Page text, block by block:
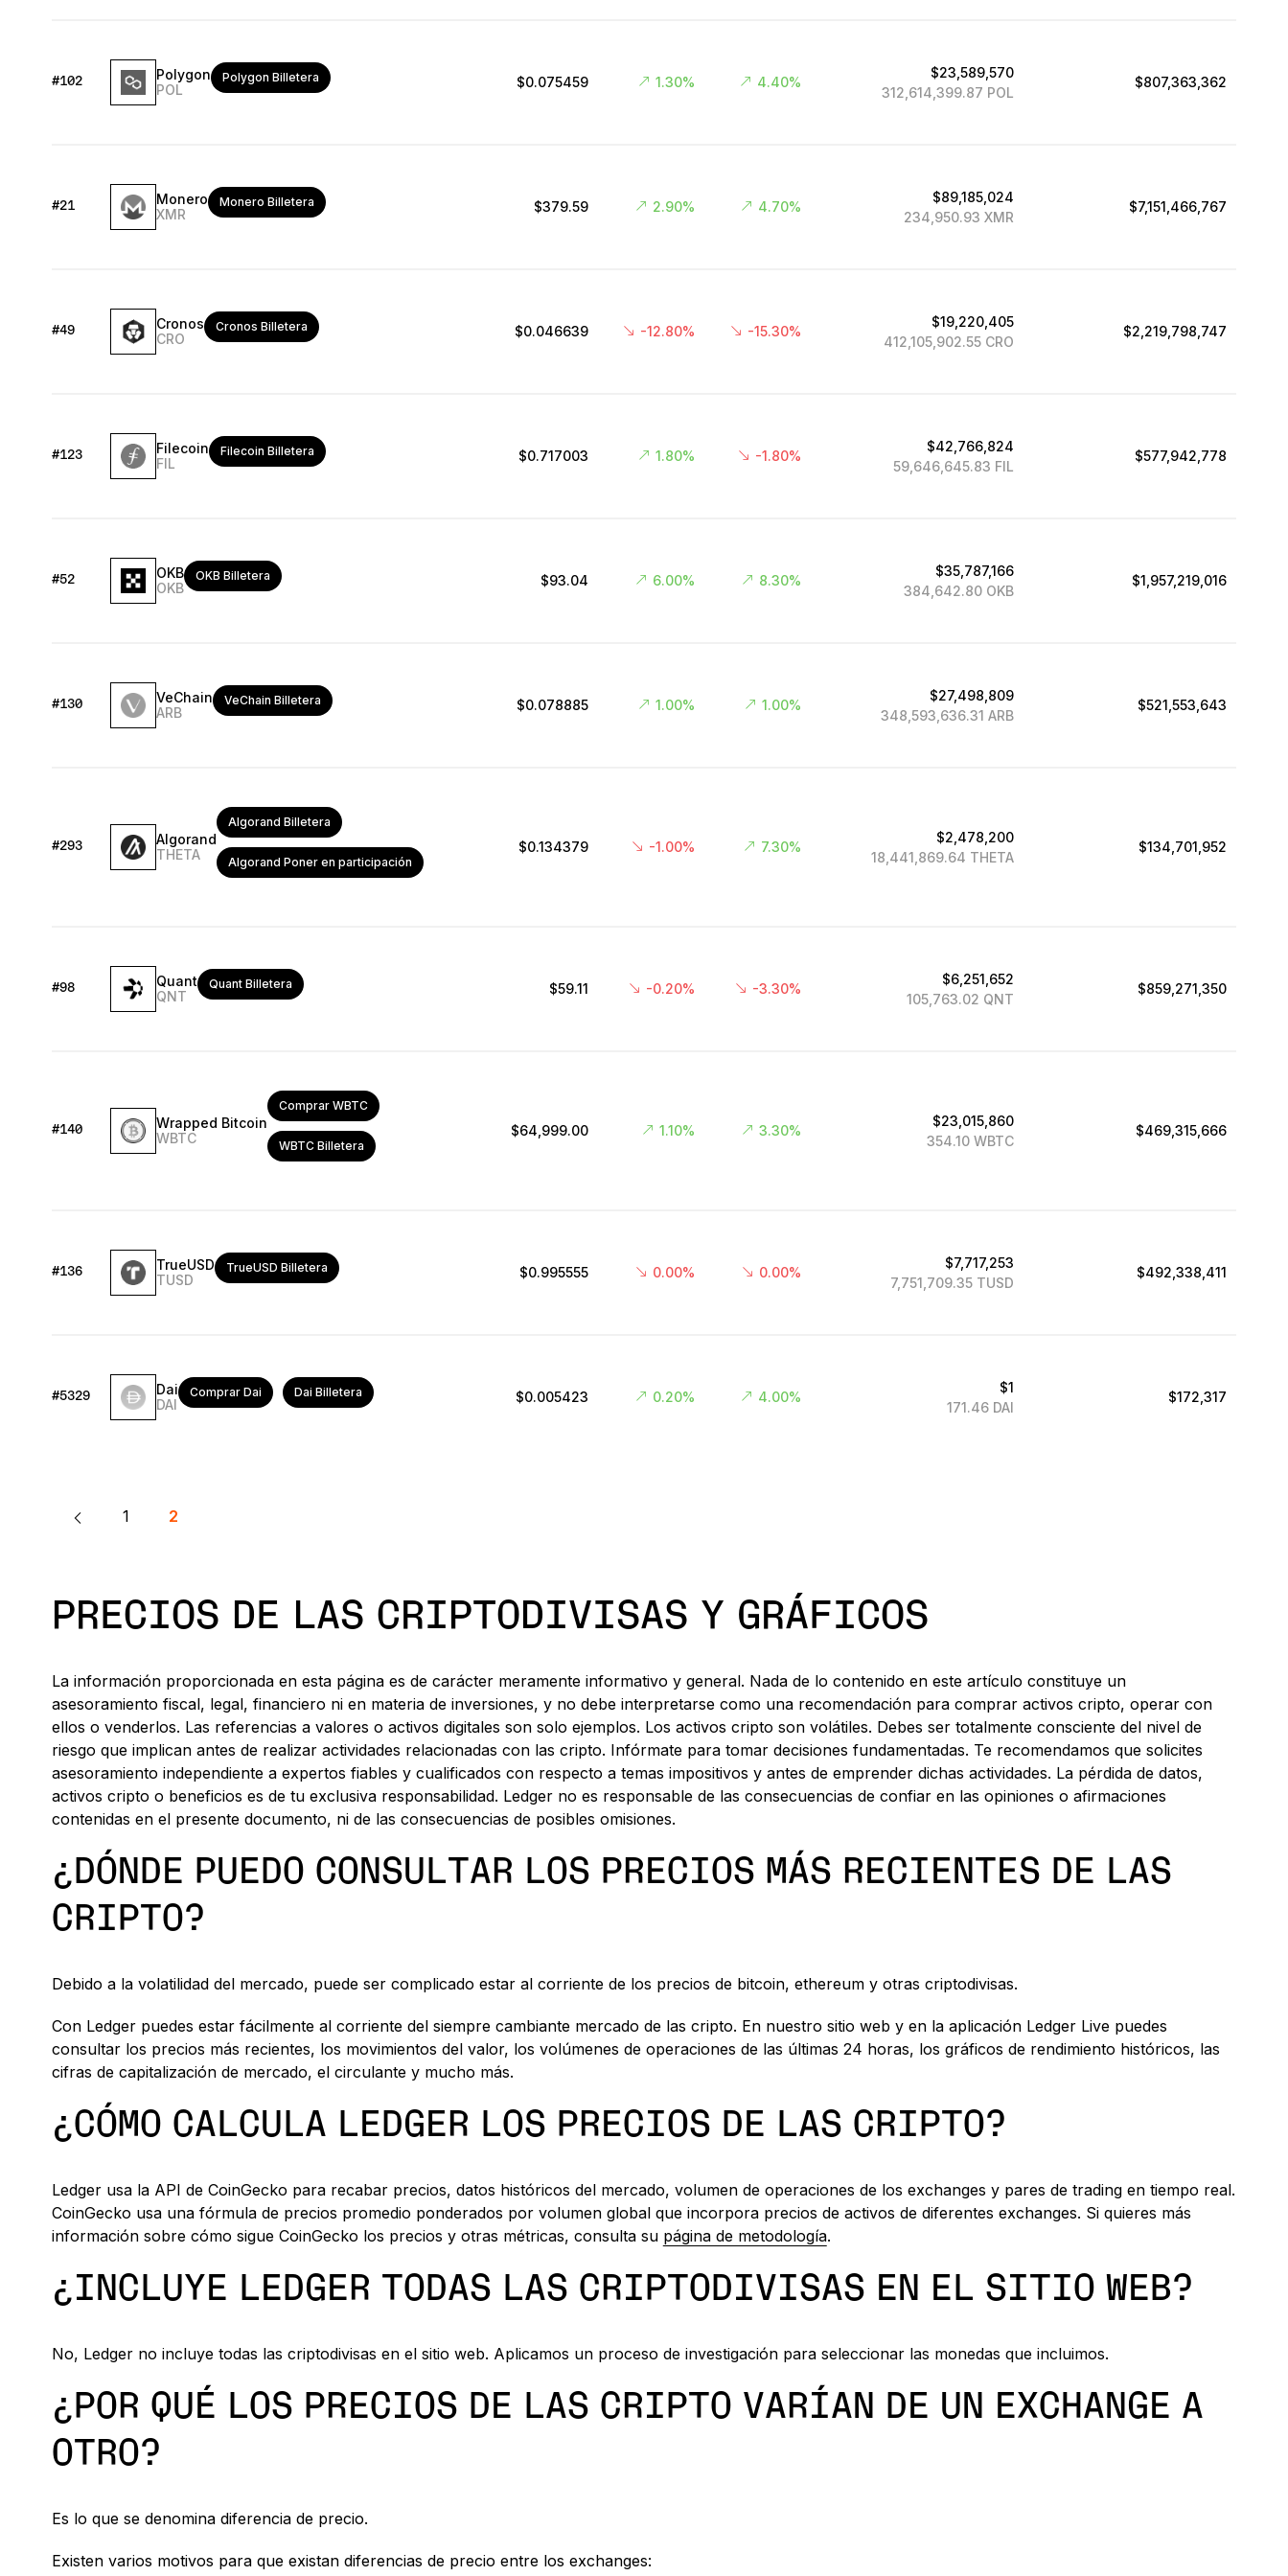
#102
Polygon
POL
Polygon Billetera $0.075459 1.30% 4.40%
$23,589,570
312,614,399.87 POL
$807,363,362
#21
Monero
XMR
Monero Billetera $379.59 2.90% 4.70%
$89,185,024
234,950.93 XMR
$7,151,466,767
#49
Cronos
CRO
Cronos Billetera $0.046639 -12.80% -15.30%
$19,220,405
412,105,902.55 CRO
$2,219,798,747
#123
Filecoin
FIL
Filecoin Billetera $0.717003 1.80% -1.80%
$42,766,824
59,646,645.83 FIL
$577,942,778
#52
OKB
OKB
OKB Billetera $93.04 6.00% 8.30%
$35,787,166
384,642.80 OKB
$1,957,219,016
#130
VeChain
ARB
VeChain Billetera $0.078885 1.00% 1.00%
$27,498,809
348,593,636.31 ARB
$521,553,643
#293
Algorand
THETA
Algorand Billetera
Algorand Poner en participación
$0.134379 -1.00% 7.30%
$2,478,200
18,441,869.64 THETA
$134,701,952
#98
Quant
QNT
Quant Billetera $59.11 -0.20% -3.30%
$6,251,652
105,763.02 QNT
$859,271,350
#140
Wrapped Bitcoin
WBTC
Comprar WBTC
WBTC Billetera
$64,999.00 1.10% 3.30%
$23,015,860
354.10 WBTC
$469,315,666
#136
TrueUSD
TUSD
TrueUSD Billetera $0.995555 0.00% 0.00%
$7,717,253
7,751,709.35 TUSD
$492,338,411
#5329
Dai
DAI
Comprar Dai Dai Billetera $0.005423 0.20% 4.00%
$1
171.46 DAI
$172,317
1 2
PRECIOS DE LAS CRIPTODIVISAS Y GRÁFICOS
La información proporcionada en esta página es de carácter meramente informativo y general. Nada de lo contenido en este artículo constituye un
asesoramiento fiscal, legal, financiero ni en materia de inversiones, y no debe interpretarse como una recomendación para comprar activos cripto, operar con
ellos o venderlos. Las referencias a valores o activos digitales son solo ejemplos. Los activos cripto son volátiles. Debes ser totalmente consciente del nivel de
riesgo que implican antes de realizar actividades relacionadas con las cripto. Infórmate para tomar decisiones fundamentadas. Te recomendamos que solicites
asesoramiento independiente a expertos fiables y cualificados con respecto a temas impositivos y antes de emprender dichas actividades. La pérdida de datos,
activos cripto o beneficios es de tu exclusiva responsabilidad. Ledger no es responsable de las consecuencias de confiar en las opiniones o afirmaciones
contenidas en el presente documento, ni de las consecuencias de posibles omisiones.
¿DÓNDE PUEDO CONSULTAR LOS PRECIOS MÁS RECIENTES DE LAS
CRIPTO?
Debido a la volatilidad del mercado, puede ser complicado estar al corriente de los precios de bitcoin, ethereum y otras criptodivisas.
Con Ledger puedes estar fácilmente al corriente del siempre cambiante mercado de las cripto. En nuestro sitio web y en la aplicación Ledger Live puedes
consultar los precios más recientes, los movimientos del valor, los volúmenes de operaciones de las últimas 24 horas, los gráficos de rendimiento históricos, las
cifras de capitalización de mercado, el circulante y mucho más.
¿CÓMO CALCULA LEDGER LOS PRECIOS DE LAS CRIPTO?
Ledger usa la API de CoinGecko para recabar precios, datos históricos del mercado, volumen de operaciones de los exchanges y pares de trading en tiempo real.
CoinGecko usa una fórmula de precios promedio ponderados por volumen global que incorpora precios de activos de diferentes exchanges. Si quieres más
información sobre cómo sigue CoinGecko los precios y otras métricas, consulta su página de metodología.
¿INCLUYE LEDGER TODAS LAS CRIPTODIVISAS EN EL SITIO WEB?
No, Ledger no incluye todas las criptodivisas en el sitio web. Aplicamos un proceso de investigación para seleccionar las monedas que incluimos.
¿POR QUÉ LOS PRECIOS DE LAS CRIPTO VARÍAN DE UN EXCHANGE A
OTRO?
Es lo que se denomina diferencia de precio.
Existen varios motivos para que existan diferencias de precio entre los exchanges: